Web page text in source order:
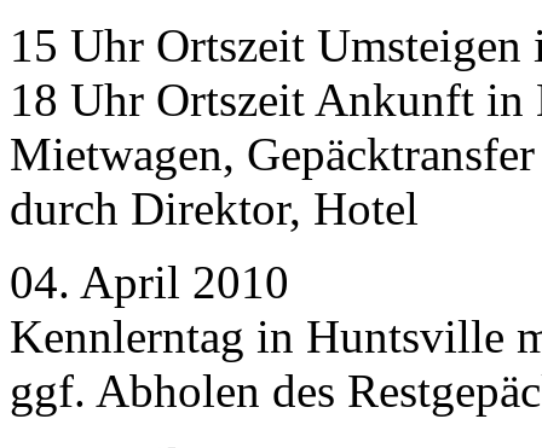
15 Uhr Ortszeit Umsteigen
18 Uhr Ortszeit Ankunft in
Mietwagen,
durch Direktor, Hotel
04. April 2010
Kennlerntag in Huntsville
ggf. Abholen des